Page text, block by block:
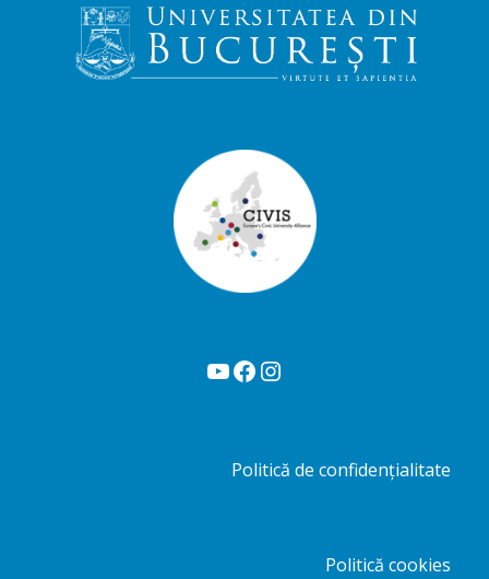
YouTube Facebook Instagram
Politică de confidențialitate
Politică cookies